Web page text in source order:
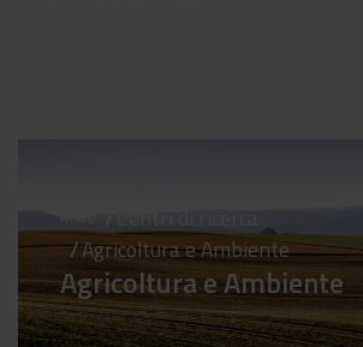
Agricoltura e Ambiente
Agricoltura e Ambiente